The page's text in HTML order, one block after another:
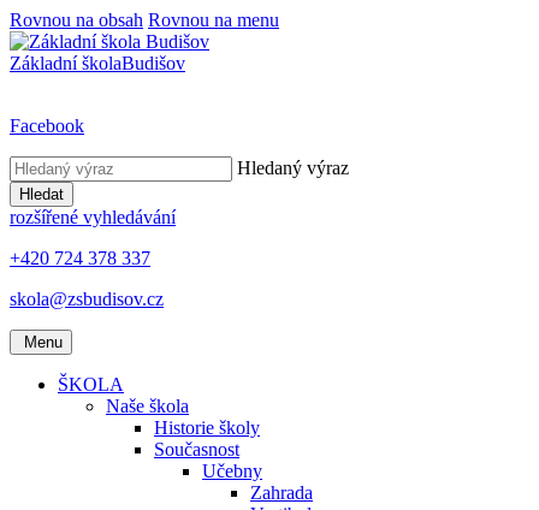
Rovnou na obsah Rovnou na menu
Základní školaBudišov
Facebook
Hledaný výraz
Hledat
rozšířené vyhledávání
+420 724 378 337
skola@zsbudisov.cz
Menu
ŠKOLA
Naše škola
Historie školy
Současnost
Učebny
Zahrada